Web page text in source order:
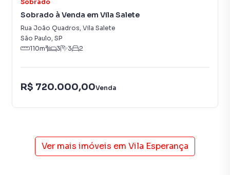
consequência uma maior chance de vender ou alugar seu
imóvel mais rápido. Contamos também com um time de
programadores, corretores treinados e uma central de
inquilinos.
Sobrado
Sobrado à Venda em Vila Salete
Rua João Quadros, Vila Salete
São Paulo, SP
110m² 3 3 2
R$ 720.000,00Venda
Ver mais imóveis em Vila Esperança